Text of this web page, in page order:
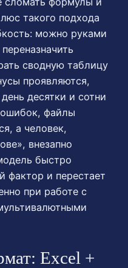
такого подхода
можно руками
сводную таблицу
проявляются,
десятки и сотни
ошибок, файлы
а человек,
внезапно
быстро
фактор и перестает
при работе с
Excel +